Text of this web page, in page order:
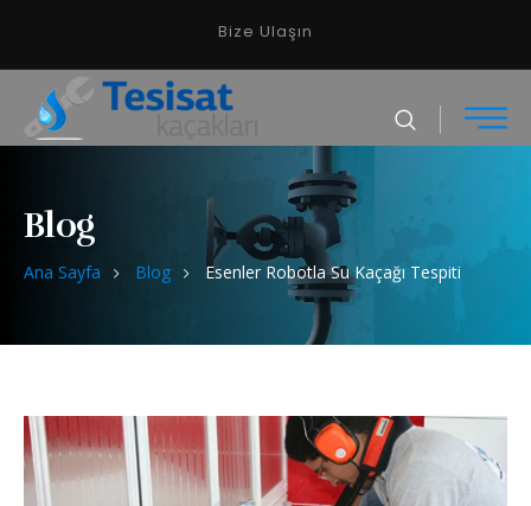
Bize Ulaşın
Blog
Ana Sayfa Blog Esenler Robotla Su Kaçağı Tespiti